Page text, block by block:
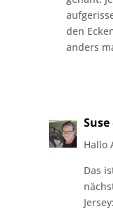
den
anders
Suse
Hallo
Das
Jersey: